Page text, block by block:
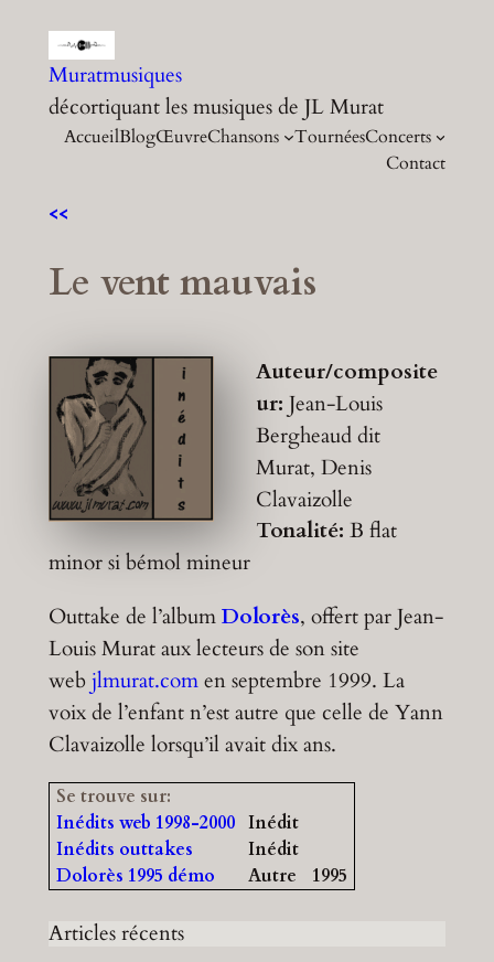
contenu
Muratmusiques
décortiquant les musiques de JL Murat
AccueilBlogŒuvreChansons TournéesConcerts
Contact
<<
Le vent mauvais
Auteur/composite
ur:Jean-Louis
Bergheaud dit
Murat, Denis
Clavaizolle
Tonalité:B flat
minorsi bémol mineur
Outtake de l’albumDolorès, offert par Jean-
Louis Murat aux lecteurs de son site
webjlmurat.comen septembre 1999. La
voix de l’enfant n’est autre que celle de Yann
Clavaizolle lorsqu’il avait dix ans.
Se trouve sur:
Inédits web 1998-2000 Inédit
Inédits outtakes
Inédit
Dolorès 1995 démo
Autre 1995
Articles récents